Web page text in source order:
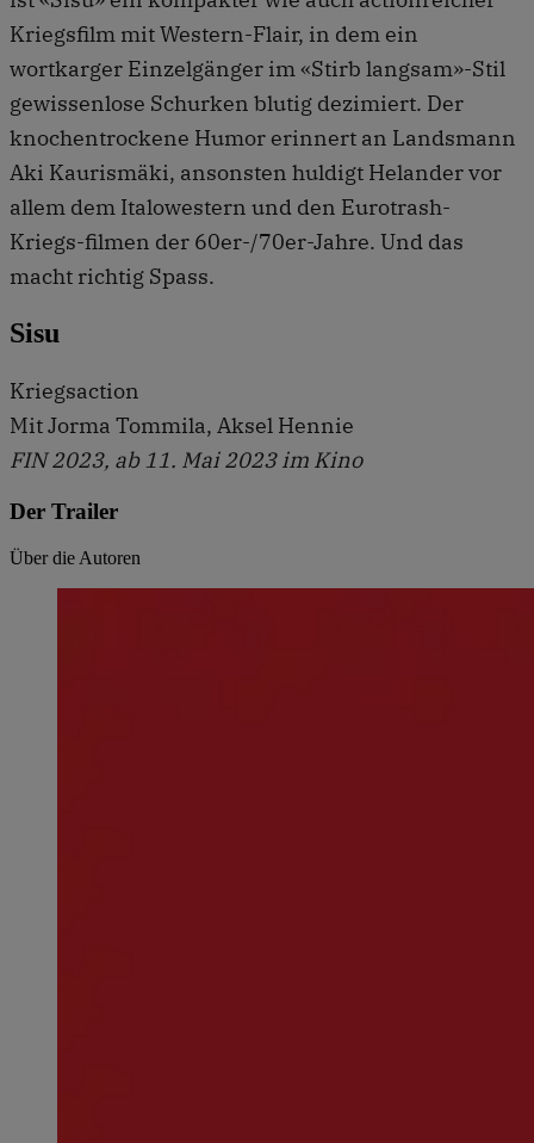
Kriegsfilm mit Western-Flair, in dem ein
wortkarger Einzelgänger im «Stirb langsam»-Stil
gewissenlose Schurken blutig dezimiert. Der
knochentrockene Humor erinnert an Landsmann
Aki Kaurismäki, ansonsten huldigt Helander vor
allem dem Italowestern und den Eurotrash-
Kriegs-filmen der 60er-/70er-Jahre. Und das
macht richtig Spass.
Sisu
Kriegsaction
Mit Jorma Tommila, Aksel Hennie
FIN 2023, ab 11. Mai 2023 im Kino
Der Trailer
Über die Autoren